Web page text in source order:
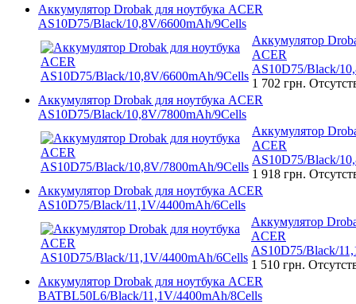
Аккумулятор Drobak для ноутбука ACER
AS10D75/Black/10,8V/6600mAh/9Cells
Аккумулятор
ACER
AS10D75/Black/
1 702 грн.
Аккумулятор Drobak для ноутбука ACER
AS10D75/Black/10,8V/7800mAh/9Cells
Аккумулятор
ACER
AS10D75/Black/
1 918 грн.
Аккумулятор Drobak для ноутбука ACER
AS10D75/Black/11,1V/4400mAh/6Cells
Аккумулятор
ACER
AS10D75/Black/
1 510 грн.
Аккумулятор Drobak для ноутбука ACER
BATBL50L6/Black/11,1V/4400mAh/8Cells